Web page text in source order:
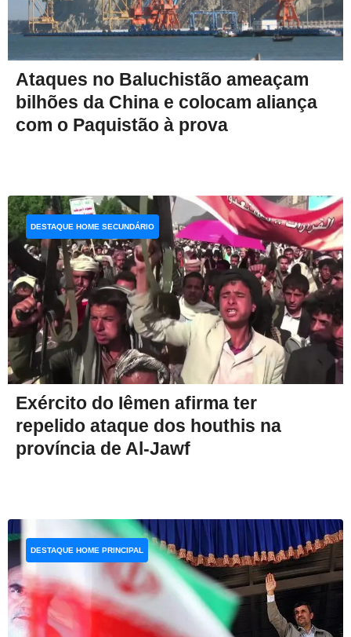
Ataques no Baluchistão ameaçam
bilhões da China e colocam aliança
com o Paquistão à prova
Exército do Iêmen afirma ter
repelido ataque dos houthis na
província de Al-Jawf
DESTAQUE HOME SECUNDÁRIO
DESTAQUE HOME PRINCIPAL